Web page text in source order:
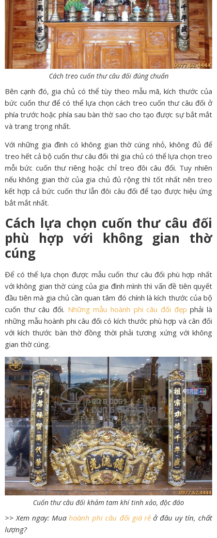
Cách treo cuốn thư câu đối đúng chuẩn
Bên cạnh đó, gia chủ có thể tùy theo mẫu mã, kích thước của
bức cuốn thư để có thể lựa chọn cách treo cuốn thư câu đối ở
phía trước hoặc phía sau bàn thờ sao cho tạo được sự bắt mắt
và trang trọng nhất.
Với những gia đình có không gian thờ cúng nhỏ, không đủ để
treo hết cả bộ cuốn thư câu đối thì gia chủ có thể lựa chọn treo
mỗi bức cuốn thư riêng hoặc chỉ treo đôi câu đối. Tuy nhiên
nếu không gian thờ của gia chủ đủ rộng thì tốt nhất nên treo
kết hợp cả bức cuốn thư lẫn đôi câu đối để tạo được hiệu ứng
bắt mắt nhất.
Cách lựa chọn cuốn thư câu đối
phù hợp với không gian thờ
cúng
Để có thể lựa chọn được mẫu cuốn thư câu đối phù hợp nhất
với không gian thờ cúng của gia đình mình thì vấn đề tiên quyết
đầu tiên mà gia chủ cần quan tâm đó chính là kích thước của bộ
cuốn thư câu đối. Những mẫu hoành phi câu đối đẹp phải là
những mẫu hoành phi câu đối có kích thước phù hợp và cân đối
với kích thước bàn thờ đồng thời phải tương xứng với không
gian thờ cúng.
Cuốn thư câu đối khảm tam khí tinh xảo, độc đáo
>> Xem ngay: Muahoành phi câu đối giá rẻở đâu uy tín, chất
lượng?